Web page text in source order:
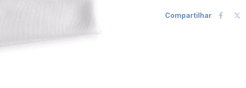
Compartilhar